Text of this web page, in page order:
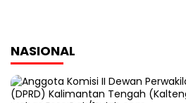
NASIONAL